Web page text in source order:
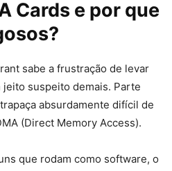
Cards e por que
sabe a frustração de levar
suspeito demais. Parte
absurdamente difícil de
(Direct Memory Access).
que rodam como software, o